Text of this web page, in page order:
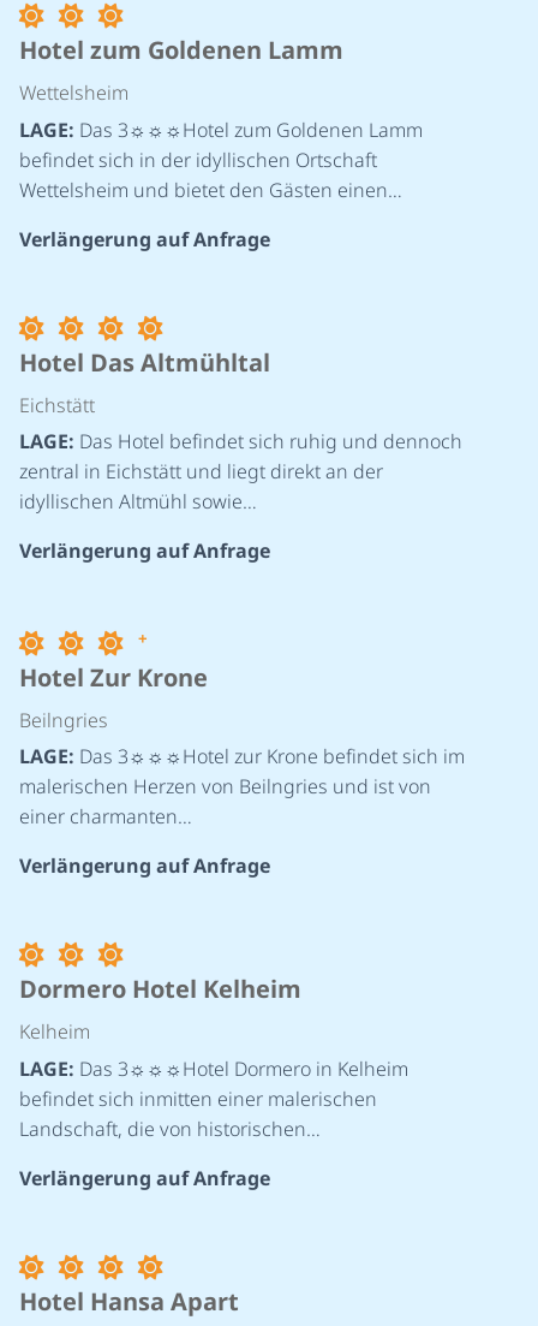
Hotel zum Goldenen Lamm
Wettelsheim
LAGE: Das 3☼☼☼Hotel zum Goldenen Lamm
befindet sich in der idyllischen Ortschaft
Wettelsheim und bietet den Gästen einen…
Verlängerung auf Anfrage
Hotel Das Altmühltal
Eichstätt
LAGE: Das Hotel befindet sich ruhig und dennoch
zentral in Eichstätt und liegt direkt an der
idyllischen Altmühl sowie…
Verlängerung auf Anfrage
+
Hotel Zur Krone
Beilngries
LAGE: Das 3☼☼☼Hotel zur Krone befindet sich im
malerischen Herzen von Beilngries und ist von
einer charmanten…
Verlängerung auf Anfrage
Dormero Hotel Kelheim
Kelheim
LAGE: Das 3☼☼☼Hotel Dormero in Kelheim
befindet sich inmitten einer malerischen
Landschaft, die von historischen…
Verlängerung auf Anfrage
Hotel Hansa Apart